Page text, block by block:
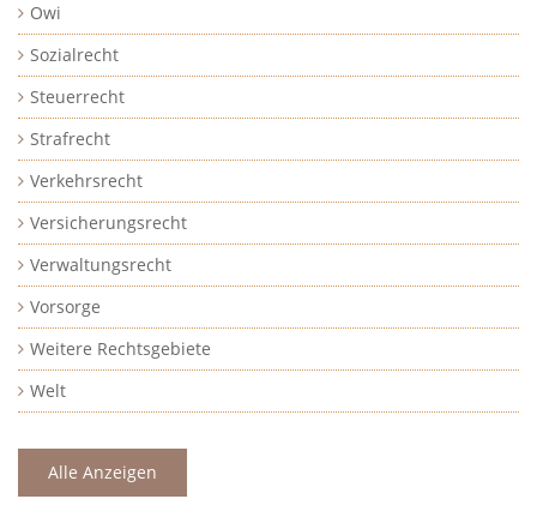
Owi
Sozialrecht
Steuerrecht
Strafrecht
Verkehrsrecht
Versicherungsrecht
Verwaltungsrecht
Vorsorge
Weitere Rechtsgebiete
Welt
Alle Anzeigen